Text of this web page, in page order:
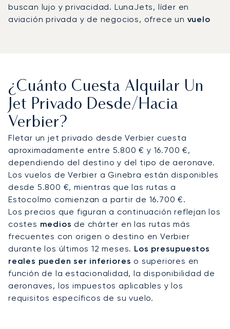
buscan lujo y privacidad. LunaJets, líder en
aviación privada y de negocios, ofrece un vuelo
¿Cuánto Cuesta Alquilar Un
Jet Privado Desde/hacia
Verbier?
Fletar un jet privado desde Verbier cuesta
aproximadamente entre 5.800 € y 16.700 €,
dependiendo del destino y del tipo de aeronave.
Los vuelos de Verbier a Ginebra están disponibles
desde 5.800 €, mientras que las rutas a
Estocolmo comienzan a partir de 16.700 €.
Los precios que figuran a continuación reflejan los
costes medios de chárter en las rutas más
frecuentes con origen o destino en Verbier
durante los últimos 12 meses. Los presupuestos
reales pueden ser inferiores o superiores en
función de la estacionalidad, la disponibilidad de
aeronaves, los impuestos aplicables y los
requisitos específicos de su vuelo.